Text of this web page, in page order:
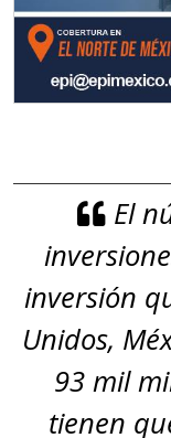
El
inversión
Unidos,
93 mil
tienen